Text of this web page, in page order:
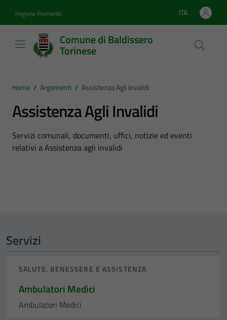
Regione Piemonte Lingua attiva:
ITA
Comune di Baldissero
Torinese
Home / Argomenti / Assistenza Agli Invalidi
Assistenza Agli Invalidi
Dettagli dell'argomento
Servizi comunali, documenti, uffici, notizie ed eventi
relativi a Assistenza agli invalidi
Servizi
SALUTE, BENESSERE E ASSISTENZA
Ambulatori Medici
Ambulatori Medici